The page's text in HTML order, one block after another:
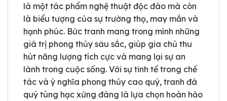
là một tác phẩm nghệ thuật độc đáo mà còn
là biểu tượng của sự trường thọ, may mắn và
hạnh phúc. Bức tranh mang trong mình những
giá trị phong thủy sâu sắc, giúp gia chủ thu
hút năng lượng tích cực và mang lại sự an
lành trong cuộc sống. Với sự tinh tế trong chế
tác và ý nghĩa phong thủy cao quý, tranh đá
quý tùng hạc xứng đáng là lựa chọn hoàn hảo